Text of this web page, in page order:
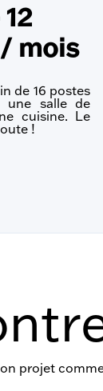
mois
de 16 postes
une salle de
cuisine. Le
!
projet